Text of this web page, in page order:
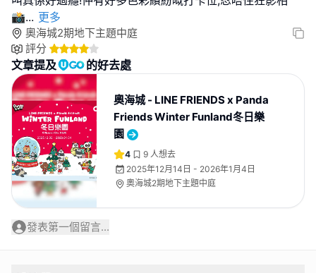
📸... 更多
奧海城2期地下主題中庭
評分
文章提及 的好去處
奧海城 - LINE FRIENDS x Panda
Friends Winter Funland冬日樂
園
4 9 人想去
2025年12月14日 - 2026年1月4日
奧海城2期地下主題中庭
發表第一個留言...